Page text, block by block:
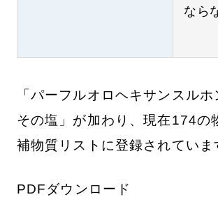
なら
「パーフルオロヘキサンスル
その塩」が加わり、現在174の
補物質リストに登録されていま
PDFダウンロード